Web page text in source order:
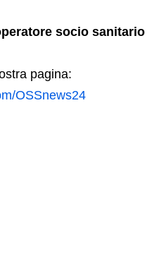
socio sanitario
pagina:
OSSnews24